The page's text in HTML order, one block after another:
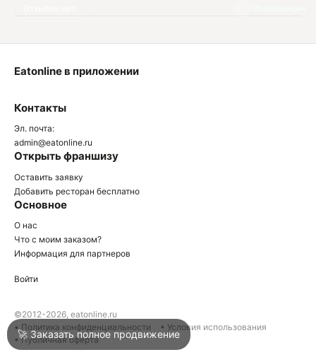
Войти
Написать в техподдержку
Контакты
Эл. почта:
admin@eatonline.ru
Открыть франшизу
Оставить заявку
Добавить ресторан бесплатно
Основное
О нас
Что с моим заказом?
Информация для партнеров
Eatonline в приложении
Войти
©2012-2026, eatonline.ru
• Политика конфиденциальности
• Условия использования
• Публичная оферта
🚀 Заказать полное продвижение